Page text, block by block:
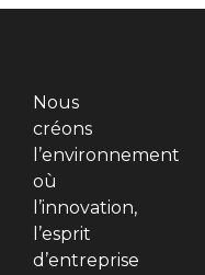
Nous
créons
l’environnement
où
l’innovation,
l’esprit
d’entreprise